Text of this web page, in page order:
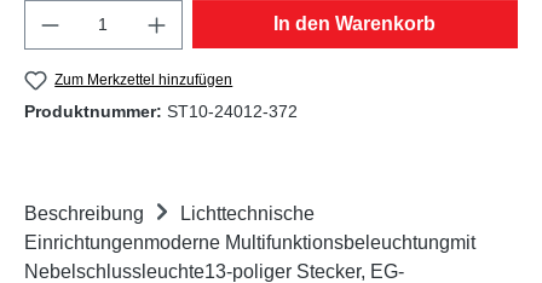
Produkt Anzahl: Gib den gewünschten
In den Warenkorb
Zum Merkzettel hinzufügen
Produktnummer: ST10-24012-372
Beschreibung
Lichttechnische
Einrichtungenmoderne Multifunktionsbeleuchtungmit
Nebelschlussleuchte13-poliger Stecker, EG-